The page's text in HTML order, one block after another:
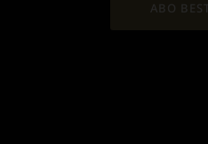
ABO